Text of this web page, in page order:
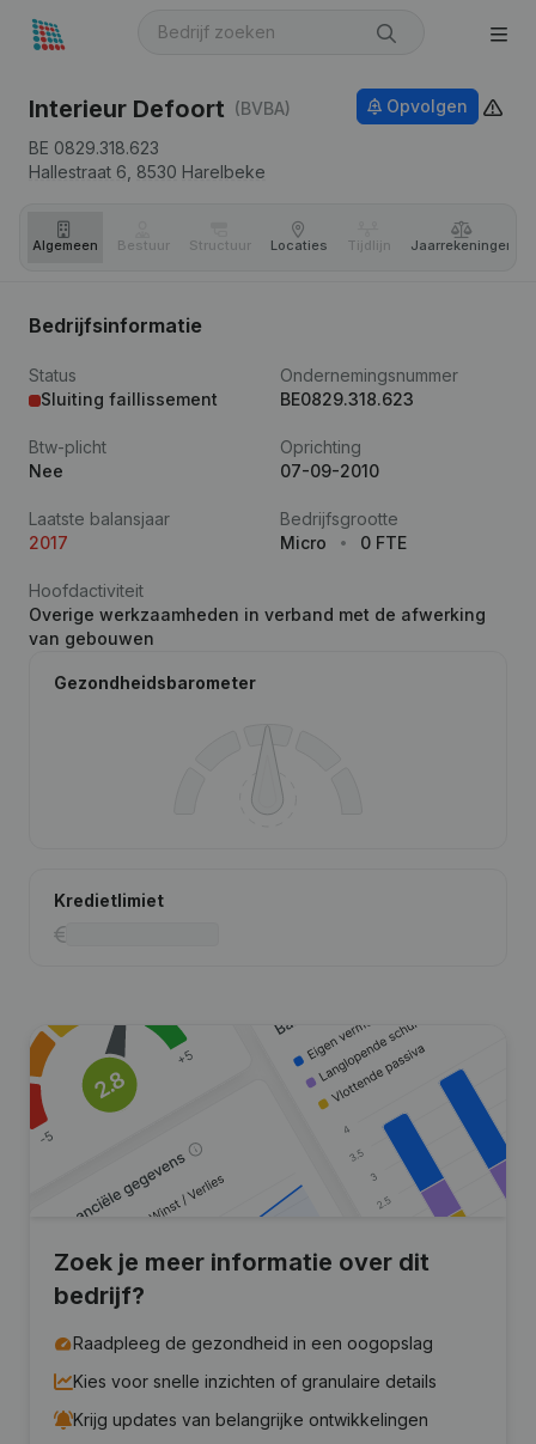
Interieur Defoort (BVBA)
BE 0829.318.623
Hallestraat 6, 8530 Harelbeke
Opvolgen
Algemeen Bestuur Structuur Locaties Tijdlijn Jaar­rekeningen
Bedrijfsinformatie
Status
Sluiting faillissement
Ondernemingsnummer
BE0829.318.623
Btw-plicht
Nee
Oprichting
07-09-2010
Laatste balansjaar
2017
Bedrijfsgrootte
Micro
0 FTE
Hoofdactiviteit
Overige werkzaamheden in verband met de afwerking
van gebouwen
Gezondheidsbarometer
Kredietlimiet
Zoek je meer informatie over dit
bedrijf?
Raadpleeg de gezondheid in een oogopslag
Kies voor snelle inzichten of granulaire details
Krijg updates van belangrijke ontwikkelingen